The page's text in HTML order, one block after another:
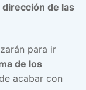
dirección de las
para ir
de los
acabar con